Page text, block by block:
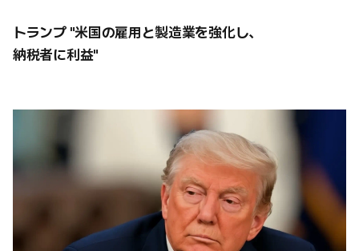
トランプ "米国の雇用と製造業を強化し、
納税者に利益"